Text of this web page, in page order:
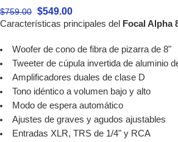
$759.00 $549.00
Características principales del Focal Alpha
Woofer de cono de fibra de pizarra de 8"
Tweeter de cúpula invertida de aluminio
Amplificadores duales de clase D
Tono idéntico a volumen bajo y alto
Modo de espera automático
Ajustes de graves y agudos ajustables
Entradas XLR, TRS de 1/4" y RCA